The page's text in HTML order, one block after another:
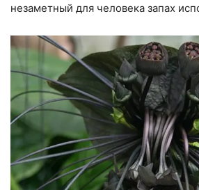
незаметный для человека запах